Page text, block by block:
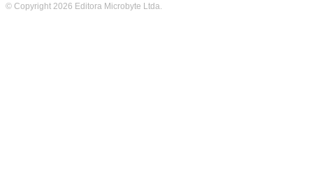
© Copyright 2026 Editora Microbyte Ltda.